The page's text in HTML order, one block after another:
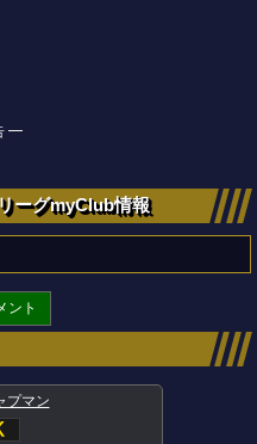
━
ーグmyClub情報
ント
プマン